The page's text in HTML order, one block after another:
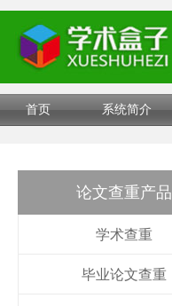
首页 系统简介
论文查重产品
学术查重
毕业论文查重